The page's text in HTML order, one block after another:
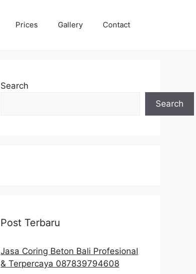
Prices Gallery Contact
Search
Search
Post Terbaru
Jasa Coring Beton Bali Profesional
& Terpercaya 087839794608